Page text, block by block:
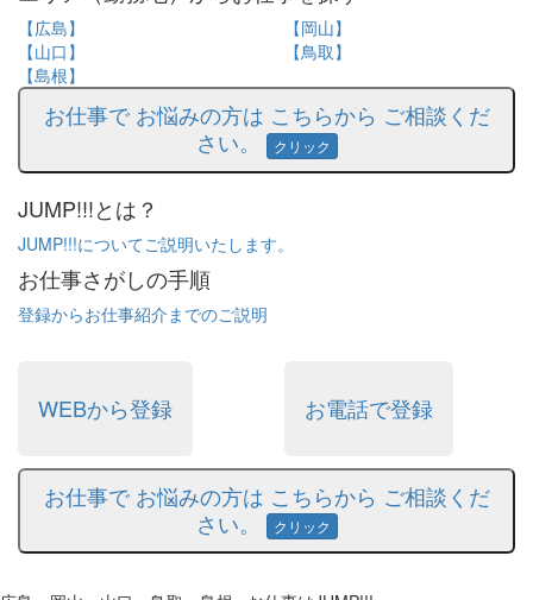
【広島】
【岡山】
【山口】
【鳥取】
【島根】
お仕事で お悩みの方は こちらから ご相談くだ
さい。
クリック
JUMP!!!とは？
JUMP!!!についてご説明いたします。
お仕事さがしの手順
登録からお仕事紹介までのご説明
WEBから登録 お電話で登録
お仕事で お悩みの方は こちらから ご相談くだ
さい。
クリック